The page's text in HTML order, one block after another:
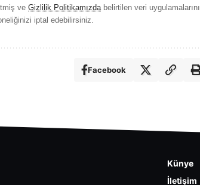
ve Gizlilik Politikamızdabelirtilen veri uygulamalarını
iptal edebilirsiniz.
Facebook
Künye
İletişim